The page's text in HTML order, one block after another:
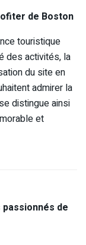
de Boston
touristique
des activités, la
du site en
admirer la
distingue ainsi
et
de